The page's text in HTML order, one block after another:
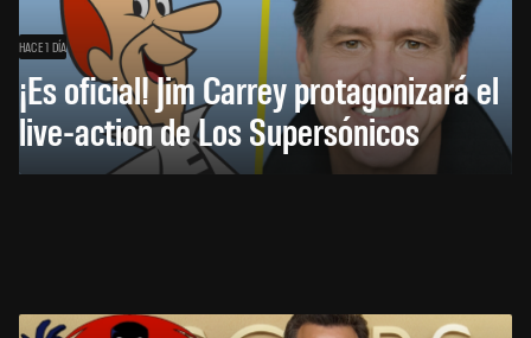
HACE 1 DÍA
¡Es oficial! Jim Carrey protagonizará el
live-action de Los Supersónicos